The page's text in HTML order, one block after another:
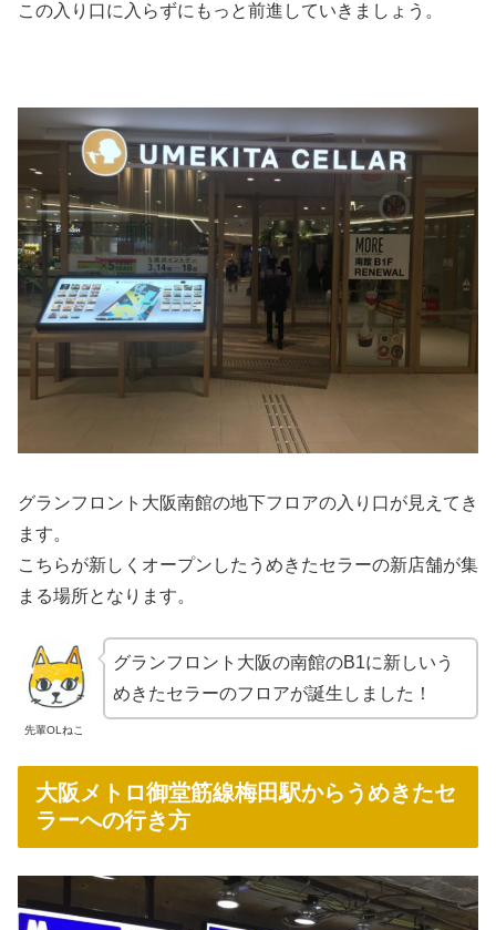
この入り口に入らずにもっと前進していきましょう。
グランフロント大阪南館の地下フロアの入り口が見えてき
ます。
こちらが新しくオープンしたうめきたセラーの新店舗が集
まる場所となります。
先輩OLねこ
グランフロント大阪の南館のB1に新しいう
めきたセラーのフロアが誕生しました！
大阪メトロ御堂筋線梅田駅からうめきたセ
ラーへの行き方